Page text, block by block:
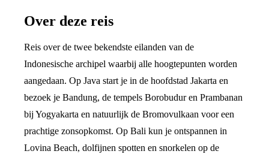
Over deze reis
Reis over de twee bekendste eilanden van de
Indonesische archipel waarbij alle hoogtepunten worden
aangedaan. Op Java start je in de hoofdstad Jakarta en
bezoek je Bandung, de tempels Borobudur en Prambanan
bij Yogyakarta en natuurlijk de Bromovulkaan voor een
prachtige zonsopkomst. Op Bali kun je ontspannen in
Lovina Beach, dolfijnen spotten en snorkelen op de